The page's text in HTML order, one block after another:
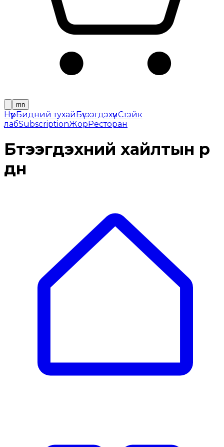
mn
НүүрБидний тухайБүтээгдэхүүнCтэйк
лабSubscriptionЖорРесторан
Бүтээгдэхүүний хайлтын үр
дүн